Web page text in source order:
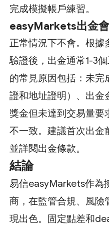
完成模擬帳戶練習。
easyMarkets出金
正常情況下不會。根據
驗證後，出金通常1-3
的常見原因包括：未完
證和地址證明）、出金
獎金但未達到交易量要
不一致。建議首次出金
並詳閱出金條款。
結論
易信easyMarkets作為
商，在監管合規、風險
現出色。固定點差和